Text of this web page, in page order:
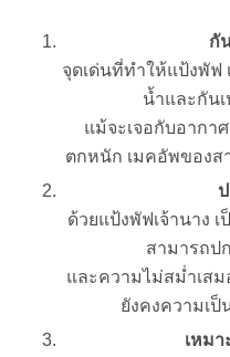
กั
จุดเด่นที่ทำให้แป้งพั
น้ำและกันเ
แม้จะเจอกับอากา
ตกหนัก เมคอัพของ
ด้วยแป้งพัฟเจ้านาง
สามารถป
และความไม่สม่ำเสม
ยังคงความเ
เหม